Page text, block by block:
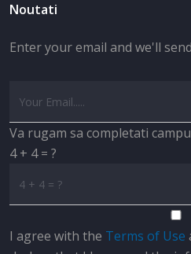
Noutati
Enter your email and we'll
Va rugam sa completati
4 + 4 = ?
I agree with the Terms of Use